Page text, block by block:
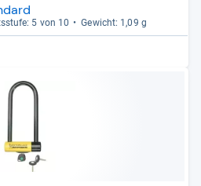
5 von 10 Gewicht: 1,09 g